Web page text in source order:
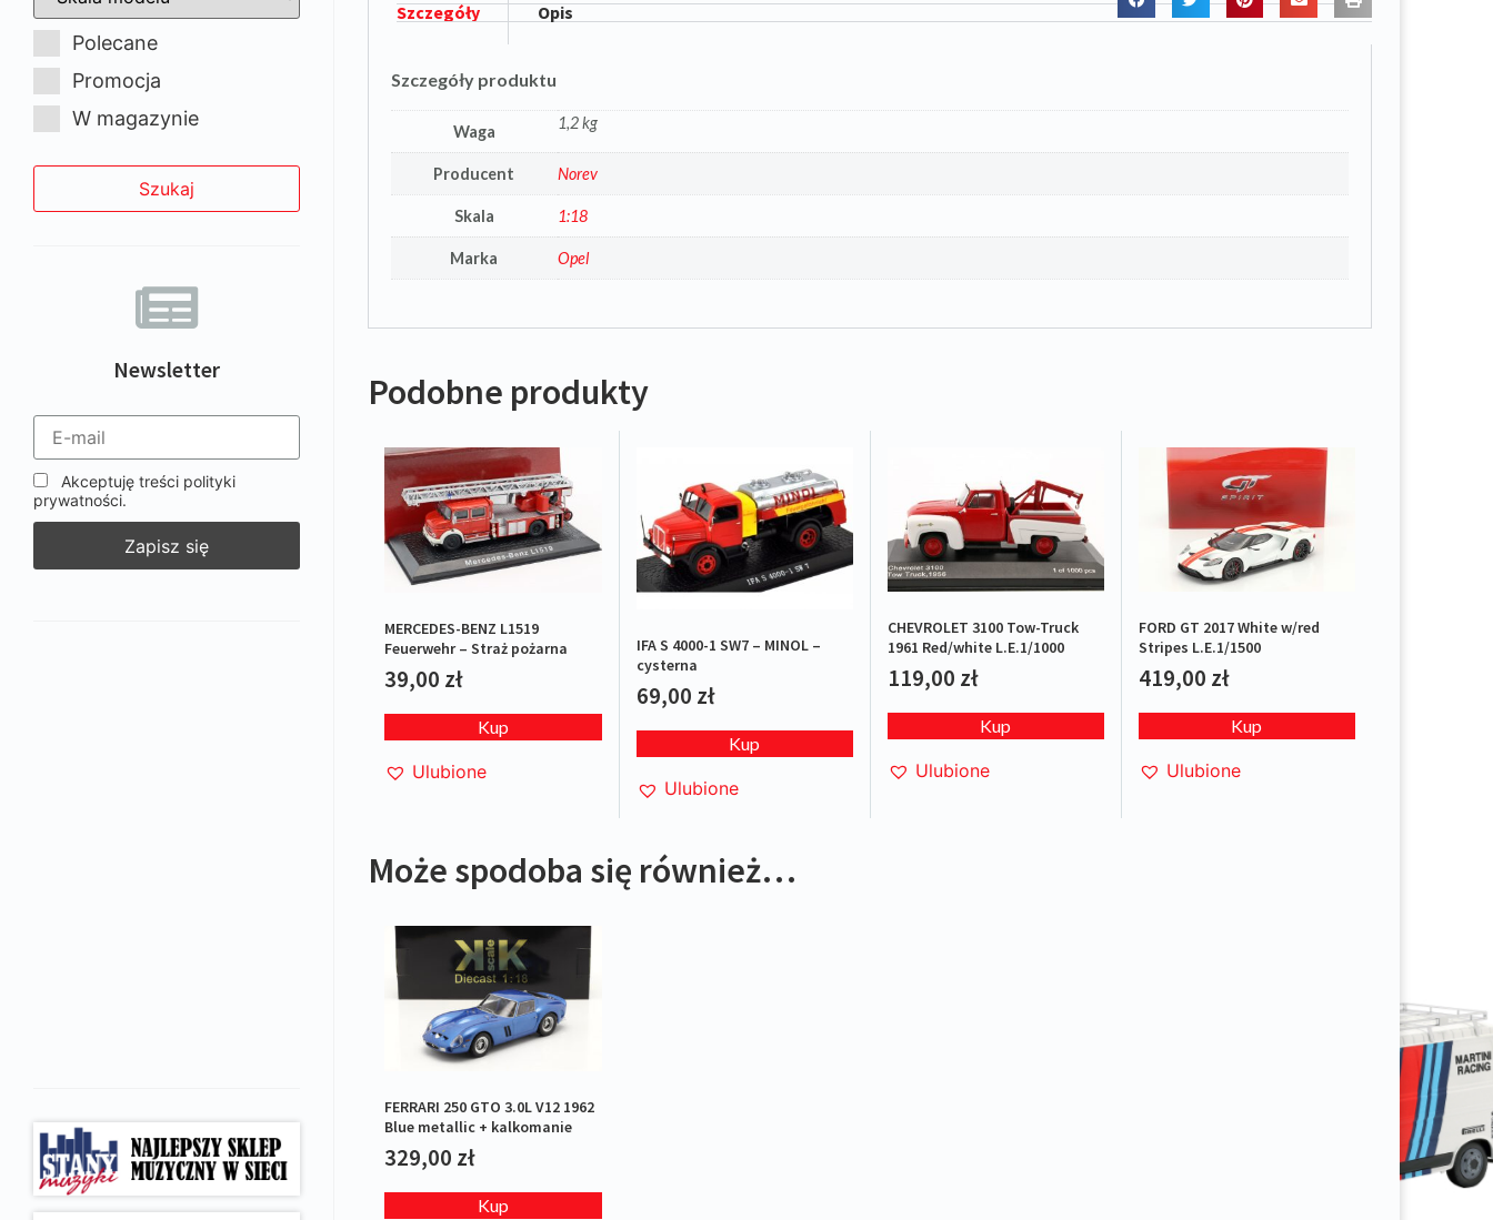
Polecane
Promocja
W magazynie
Newsletter
Akceptuję treści polityki
prywatności.
Szczegóły Opis
Szczegóły produktu
Waga 1,2 kg
Producent Norev
Skala 1:18
Marka Opel
Podobne produkty
MERCEDES-BENZ L1519
Feuerwehr – Straż pożarna
39,00 zł
Kup
Ulubione
IFA S 4000-1 SW7 – MINOL –
cysterna
69,00 zł
Kup
Ulubione
CHEVROLET 3100 Tow-Truck
1961 Red/white L.E.1/1000
119,00 zł
Kup
Ulubione
FORD GT 2017 White w/red
Stripes L.E.1/1500
419,00 zł
Kup
Ulubione
Może spodoba się również…
FERRARI 250 GTO 3.0L V12 1962
Blue metallic + kalkomanie
329,00 zł
Kup